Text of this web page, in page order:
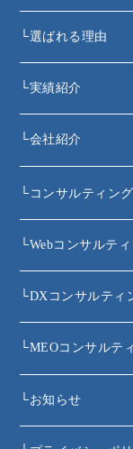
└選ばれる理由
└実績紹介
└会社紹介
└ コンサルティン
└Webコンサルテ
└DXコンサルティ
└MEOコンサルテ
└お知らせ